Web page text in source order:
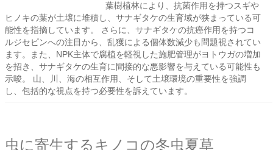
葉樹植林により、抗菌作用を持つスギや
ヒノキの葉が土壌に堆積し、サナギタケの生育域が狭まっている可
能性を指摘しています。 さらに、サナギタケの抗癌作用を持つコ
ルジセピンへの注目から、乱獲による個体数減少も問題視されてい
ます。また、NPK主体で腐植を軽視した施肥管理がヨトウガの増加
を招き、サナギタケの生育に間接的な悪影響を与えている可能性も
示唆。 山、川、海の相互作用、そして土壌環境の重要性を強調
し、包括的な視点を持つ必要性を訴えています。
虫に寄生するキノコの冬虫夏草